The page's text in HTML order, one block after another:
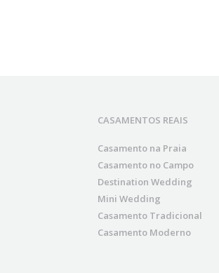
CASAMENTOS REAIS
Casamento na Praia
Casamento no Campo
Destination Wedding
Mini Wedding
Casamento Tradicional
Casamento Moderno